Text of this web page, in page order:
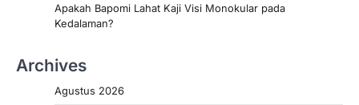
Apakah Bapomi Lahat Kaji Visi Monokular pada
Kedalaman?
Archives
Agustus 2026